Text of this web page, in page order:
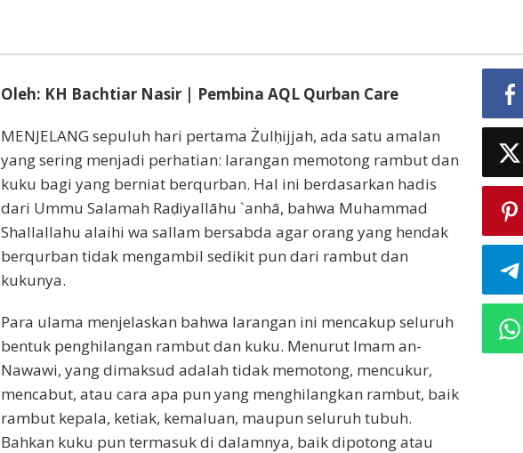
Oleh: KH Bachtiar Nasir | Pembina AQL Qurban Care
MENJELANG sepuluh hari pertama Żulḥijjah, ada satu amalan
yang sering menjadi perhatian: larangan memotong rambut dan
kuku bagi yang berniat berqurban. Hal ini berdasarkan hadis
dari Ummu Salamah Raḍiyallāhu `anhā, bahwa Muhammad
Shallallahu alaihi wa sallam bersabda agar orang yang hendak
berqurban tidak mengambil sedikit pun dari rambut dan
kukunya.
Para ulama menjelaskan bahwa larangan ini mencakup seluruh
bentuk penghilangan rambut dan kuku. Menurut Imam an-
Nawawi, yang dimaksud adalah tidak memotong, mencukur,
mencabut, atau cara apa pun yang menghilangkan rambut, baik
rambut kepala, ketiak, kemaluan, maupun seluruh tubuh.
Bahkan kuku pun termasuk di dalamnya, baik dipotong atau